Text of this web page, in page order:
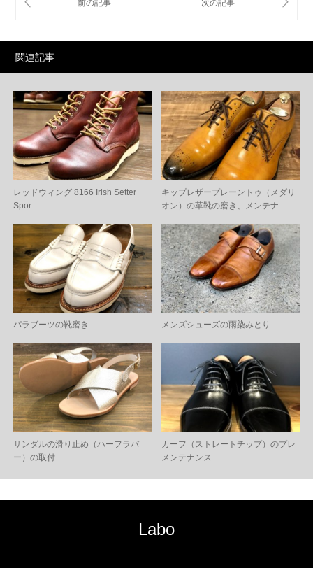
関連記事
レッドウィング 8166 Irish Setter
Spor…
キップレザープレーントゥ（メダリ
オン）の革靴の磨き、メンテナ…
パラブーツの靴磨き メンズシューズの雨染みとり
サンダルの滑り止め（ハーフラバ
ー）の取付
カーフ（ストレートチップ）のプレ
メンテナンス
Labo